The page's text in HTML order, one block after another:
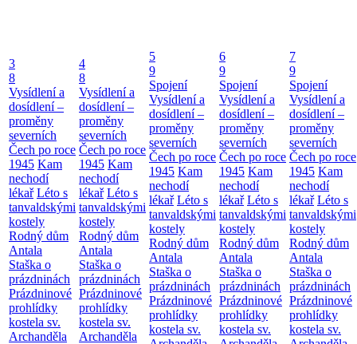
3
8
Vysídlení a
dosídlení –
proměny
severních
Čech po roce
1945 Kam
nechodí
lékař Léto s
tanvaldskými
kostely
Rodný dům
Antala
Staška o
prázdninách
Prázdninové
prohlídky
kostela sv.
Archanděla
4
8
Vysídlení a
dosídlení –
proměny
severních
Čech po roce
1945 Kam
nechodí
lékař Léto s
tanvaldskými
kostely
Rodný dům
Antala
Staška o
prázdninách
Prázdninové
prohlídky
kostela sv.
Archanděla
5
9
Spojení
Vysídlení a
dosídlení –
proměny
severních
Čech po roce
1945 Kam
nechodí
lékař Léto s
tanvaldskými
kostely
Rodný dům
Antala
Staška o
prázdninách
Prázdninové
prohlídky
kostela sv.
6
9
Spojení
Vysídlení a
dosídlení –
proměny
severních
Čech po roce
1945 Kam
nechodí
lékař Léto s
tanvaldskými
kostely
Rodný dům
Antala
Staška o
prázdninách
Prázdninové
prohlídky
kostela sv.
7
9
Spojení
Vysídlení a
dosídlení –
proměny
severních
Čech po roce
1945 Kam
nechodí
lékař Léto s
tanvaldskými
kostely
Rodný dům
Antala
Staška o
prázdninách
Prázdninové
prohlídky
kostela sv.